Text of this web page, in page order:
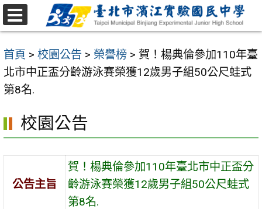
跳
至
要
內
容
首頁 > 校園公告 > 榮譽榜 > 賀！楊典倫參加110年臺
北市中正盃分齡游泳賽榮獲12歲男子組50公尺蛙式
第8名.
校園公告
公告主旨
賀！楊典倫參加110年臺北市中正盃分
齡游泳賽榮獲12歲男子組50公尺蛙式
第8名.
選
單